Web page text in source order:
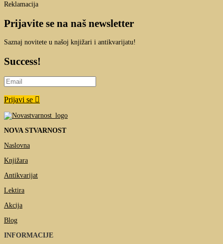
Reklamacija
Prijavite se na naš newsletter
Saznaj novitete u našoj knjižari i antikvarijatu!
Success!
Prijavi se
NOVA STVARNOST
Naslovna
Knjižara
Antikvarijat
Lektira
Akcija
Blog
INFORMACIJE